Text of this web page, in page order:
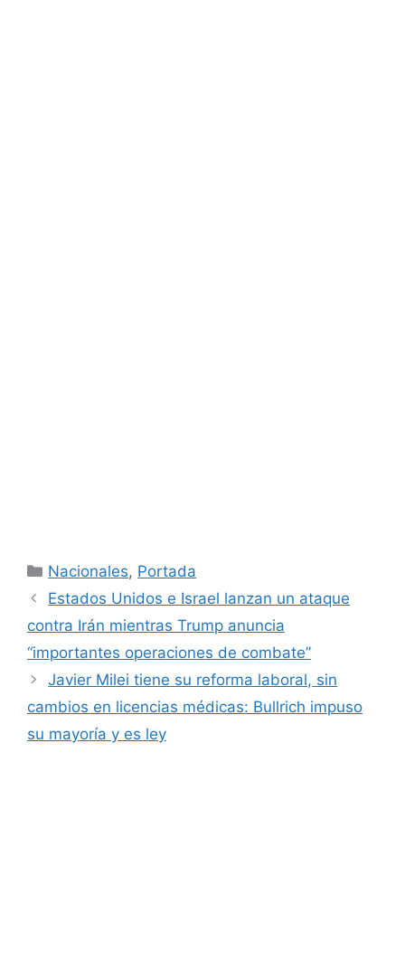
Categorías
Nacionales, Portada
Estados Unidos e Israel lanzan un ataque
contra Irán mientras Trump anuncia
“importantes operaciones de combate”
Javier Milei tiene su reforma laboral, sin
cambios en licencias médicas: Bullrich impuso
su mayoría y es ley